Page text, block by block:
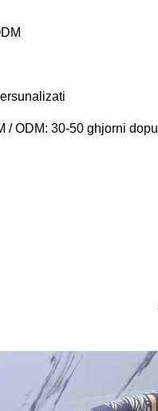
/ ODM: 30-50 ghjorni dopu